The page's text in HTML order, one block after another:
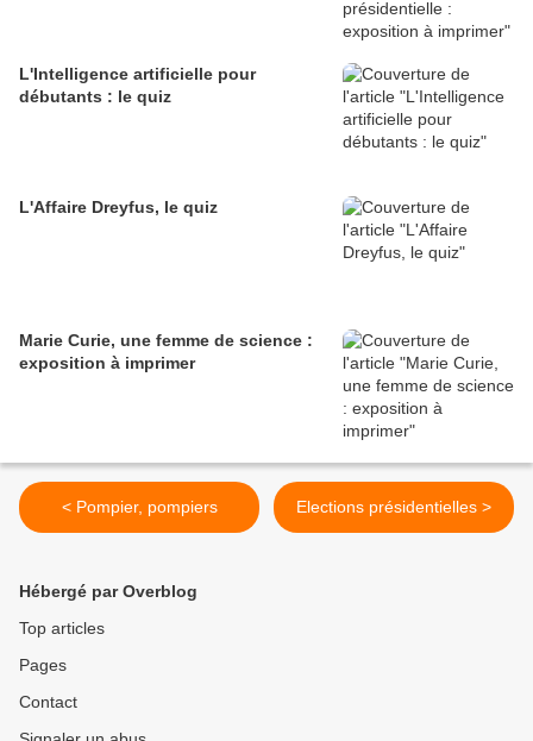
L'Intelligence artificielle pour
débutants : le quiz
L'Affaire Dreyfus, le quiz
Marie Curie, une femme de science :
exposition à imprimer
< Pompier, pompiers Elections présidentielles >
Hébergé par Overblog
Top articles
Pages
Contact